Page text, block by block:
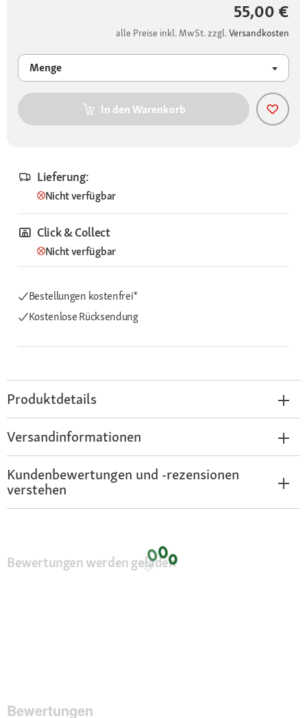
55,00 €
alle Preise inkl. MwSt. zzgl.Versandkosten
Menge
In den Warenkorb
Lieferung:
Nicht verfügbar
Click & Collect
Nicht verfügbar
Bestellungen kostenfrei*
Kostenlose Rücksendung
Produktdetails
Versandinformationen
Kundenbewertungen und -rezensionen
verstehen
Bewertungen werden geladen
Bewertungen